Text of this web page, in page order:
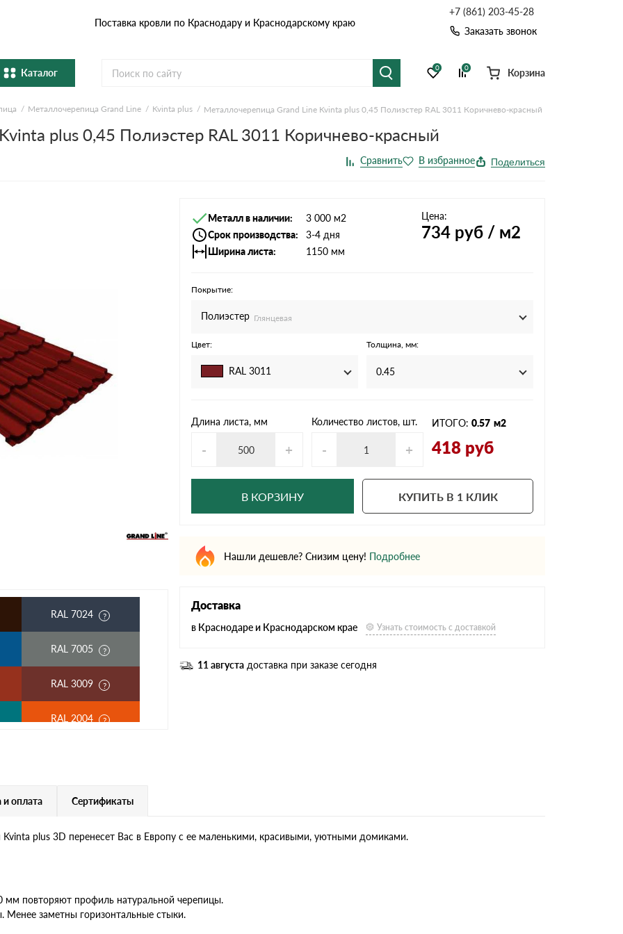
Поставка кровли по Краснодару и Краснодарскому краю
+7 (861) 203-45-28
Заказать звонок
Каталог
Металлочерепица Гибкая черепица Рулонная кровля
Натуральная керамическая
Ондулин Смарт
0 0 Корзина
Металлочерепица Grand Line Kvinta plus Металлочерепица Grand Line Kvinta plus 0,45 Полиэстер RAL 3011 Коричнево-красный
plus 0,45 Полиэстер RAL 3011 Коричнево-красный
Поделиться
RAL 7024
RAL 7005
RAL 3009
RAL 2004
Металл в наличии
3 000 м2
Срок производства
3-4 дня
Ширина листа
1150 мм
Цена:
734 руб / м2
Покрытие:
Полиэстер Глянцевая
Цвет:
RAL 3011
Толщина, мм:
0.45
Длина листа, мм
- +
Количество листов, шт.
- +
ИТОГО: 0.57 м2
418 руб
В КОРЗИНУ КУПИТЬ В 1 КЛИК
Нашли дешевле? Снизим цену! Подробнее
Доставка
в Краснодаре и Краснодарском крае Узнать стоимость с доставкой
11 августа доставка при заказе сегодня
и оплата Сертификаты
plus 3D перенесет Вас в Европу с ее маленькими, красивыми, уютными домиками.
мм повторяют профиль натуральной черепицы.
заметны горизонтальные стыки.